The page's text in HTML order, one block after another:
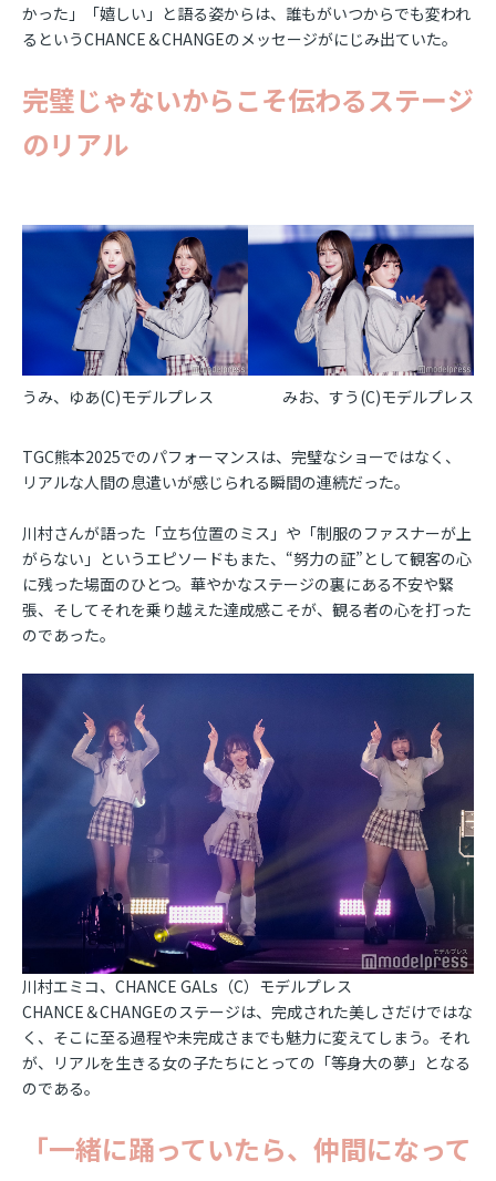
かった」「嬉しい」と語る姿からは、誰もがいつからでも変われ
るというCHANCE＆CHANGEのメッセージがにじみ出ていた。
完璧じゃないからこそ伝わるステージ
のリアル
うみ、ゆあ(C)モデルプレス みお、すう(C)モデルプレス
TGC熊本2025でのパフォーマンスは、完璧なショーではなく、
リアルな人間の息遣いが感じられる瞬間の連続だった。
川村さんが語った「立ち位置のミス」や「制服のファスナーが上
がらない」というエピソードもまた、“努力の証”として観客の心
に残った場面のひとつ。華やかなステージの裏にある不安や緊
張、そしてそれを乗り越えた達成感こそが、観る者の心を打った
のであった。
川村エミコ、CHANCE GALs（C）モデルプレス
CHANCE＆CHANGEのステージは、完成された美しさだけではな
く、そこに至る過程や未完成さまでも魅力に変えてしまう。それ
が、リアルを生きる女の子たちにとっての「等身大の夢」となる
のである。
「一緒に踊っていたら、仲間になって